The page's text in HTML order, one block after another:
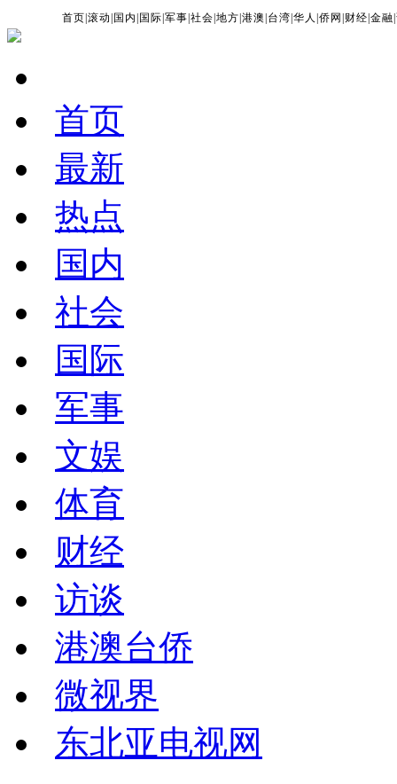
首页 |滚动 国内 国际 |军事 |社会 |地方 |港澳 台湾 |华人 |侨网 财经 |金融 |
首页
最新
热点
国内
社会
国际
军事
文娱
体育
财经
访谈
港澳台侨
微视界
东北亚电视网